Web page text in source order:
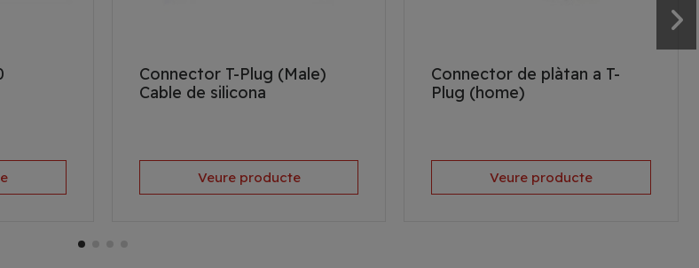
Connector T-Plug (Male)
Cable de silicona
Veure producte
Connector de plàtan a T-
Plug (home)
Veure producte